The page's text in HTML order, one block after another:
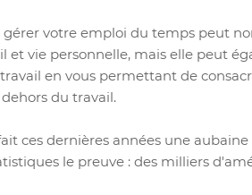
votre emploi du temps peut
et vie personnelle, mais elle peut
en vous permettant de
du travail.
ces dernières années une
le preuve : des milliers